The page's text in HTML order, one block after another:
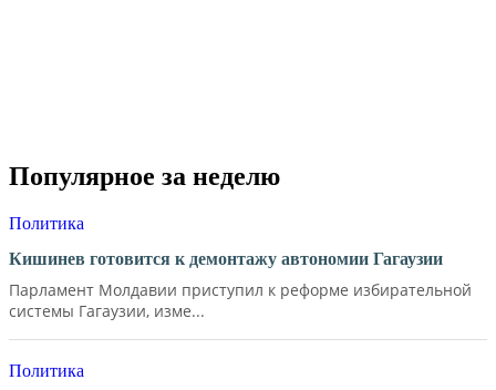
Популярное за неделю
Политика
Кишинев готовится к демонтажу автономии Гагаузии
Парламент Молдавии приступил к реформе избирательной
системы Гагаузии, изме...
Политика